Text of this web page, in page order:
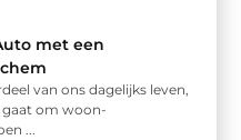
met een
van ons dagelijks leven,
gaat om woon-
...